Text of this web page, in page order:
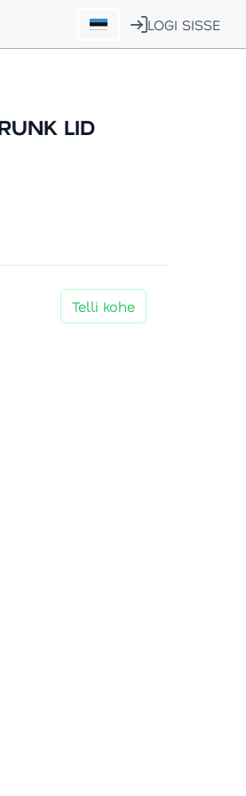
LOGI SISSE
LID
Telli kohe